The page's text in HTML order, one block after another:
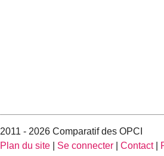
2011 - 2026 Comparatif des OPCI
Plan du site
Se connecter Contact|